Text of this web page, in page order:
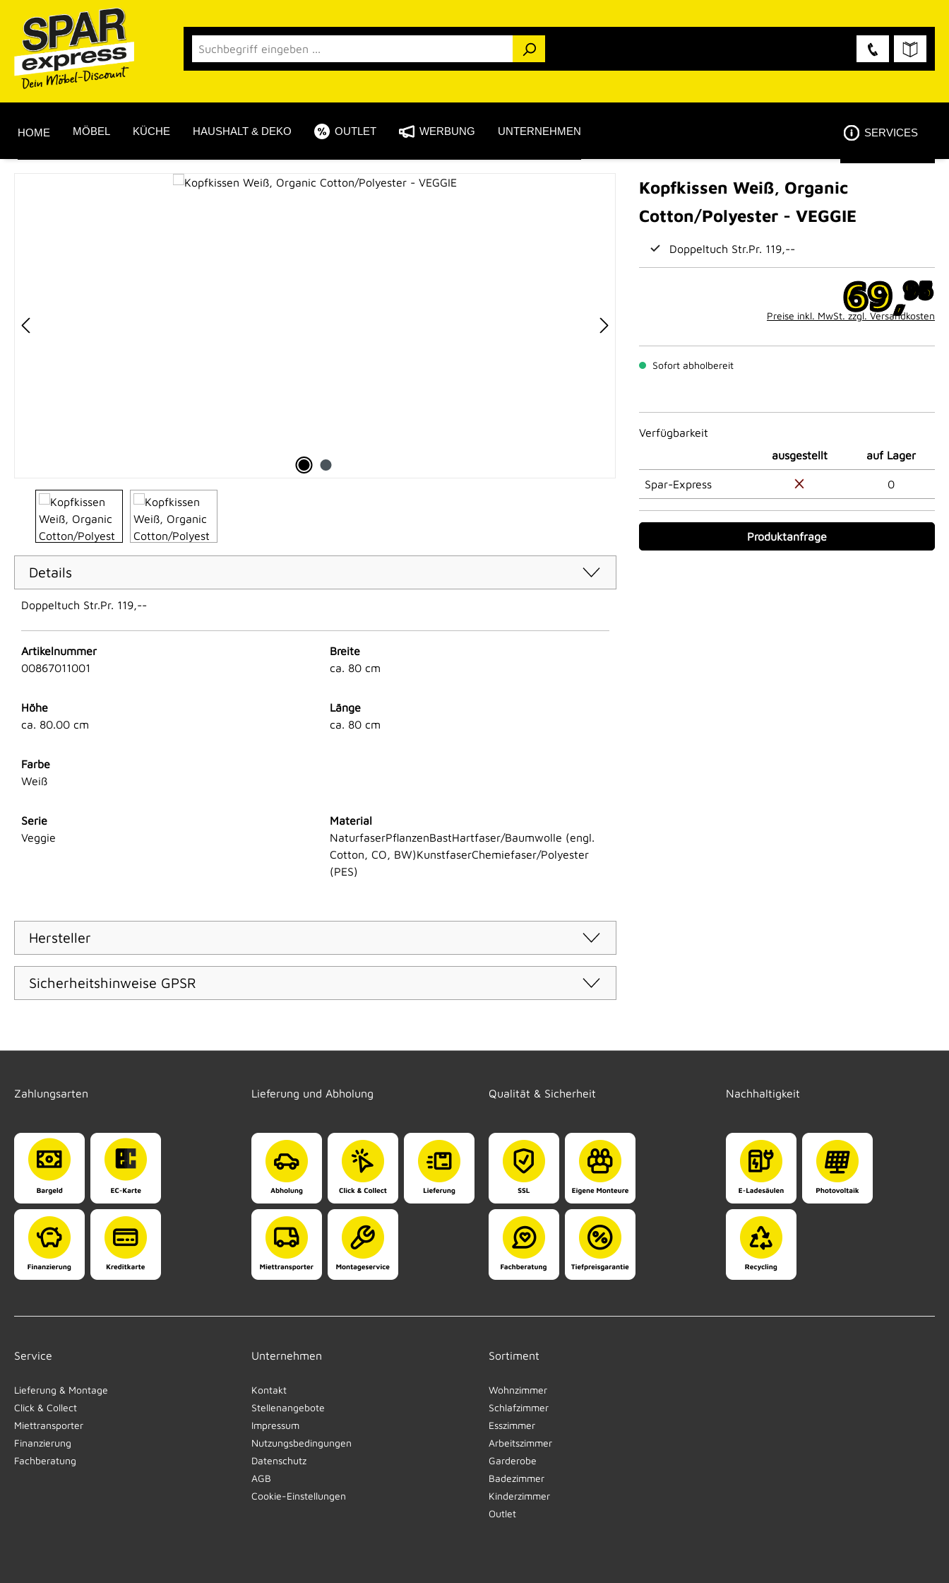
Hauptinhalt springen
Zur Suche springen
Zur Hauptnavigation springen
HOME MÖBEL KÜCHE HAUSHALT & DEKO OUTLET WERBUNG UNTERNEHMEN SERVICES
Kopfkissen Weiß, Organic
Cotton/Polyester - VEGGIE
Doppeltuch Str.Pr. 119,--
69,95
Preise inkl. MwSt. zzgl. Versandkosten
Sofort abholbereit
Verfügbarkeit
ausgestellt
auf Lager
Spar-Express 0
Produktanfrage
Details
Doppeltuch Str.Pr. 119,--
Artikelnummer
00867011001
Breite
ca. 80 cm
Höhe
ca. 80.00 cm
Länge
ca. 80 cm
Farbe
Weiß
Serie
Veggie
Material
NaturfaserPflanzenBastHartfaser/Baumwolle (engl.
Cotton, CO, BW)KunstfaserChemiefaser/Polyester
(PES)
Hersteller
Sicherheitshinweise GPSR
Zahlungsarten Lieferung und Abholung Qualität & Sicherheit Nachhaltigkeit
Service
Lieferung & Montage
Click & Collect
Miettransporter
Finanzierung
Fachberatung
Unternehmen
Kontakt
Stellenangebote
Impressum
Nutzungsbedingungen
Datenschutz
AGB
Cookie-Einstellungen
Sortiment
Wohnzimmer
Schlafzimmer
Esszimmer
Arbeitszimmer
Garderobe
Badezimmer
Kinderzimmer
Outlet